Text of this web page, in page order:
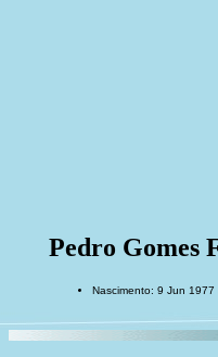
Pedro Gomes
Nascimento: 9 Jun 1977